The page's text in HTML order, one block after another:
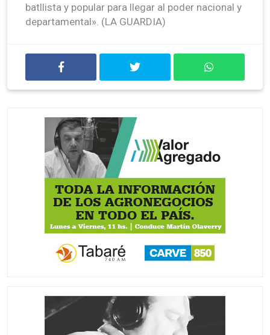
batllista y popular para llegar al poder nacional y
departamental». (LA GUARDIA)